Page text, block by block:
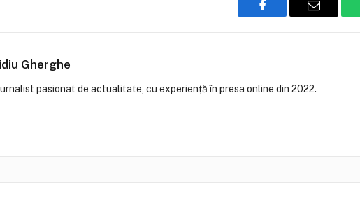
Facebook Email
Gherghe
pasionat de actualitate, cu experiență în presa online din 2022.